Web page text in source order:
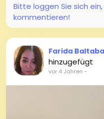
Bitte loggen Sie sich
kommentieren!
Farida
hinzugefügt
vor 4 Jahren -